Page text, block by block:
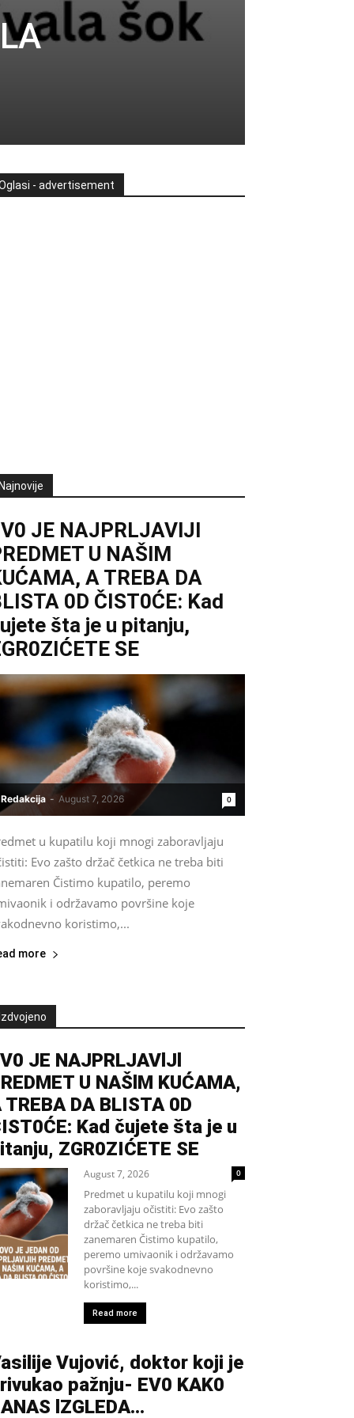
- advertisement
JE NAJPRLJAVlJl
U NAŠlM
A TREBA DA
0D ČIST0ĆE: Kad
šta je u pitanju,
SE
Redakcija - August 7, 2026 0
u kupatilu koji mnogi zaboravljaju
Evo zašto držač četkica ne treba biti
Čistimo kupatilo, peremo
i održavamo površine koje
koristimo,...
more
JE NAJPRLJAVlJl
U NAŠlM KUĆAMA,
TREBA DA BLISTA 0D
Kad čujete šta je u
ZGR0ZIĆETE SE
August 7, 2026 0
Predmet u kupatilu koji mnogi
zaboravljaju očistiti: Evo zašto
držač četkica ne treba biti
zanemaren Čistimo kupatilo,
peremo umivaonik i održavamo
površine koje svakodnevno
koristimo,...
Read more
Vujović, doktor koji je
pažnju- EV0 KAK0
lZGLEDA…